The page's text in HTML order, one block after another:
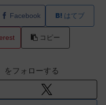
Facebook はてブ
コピー
をフォローする